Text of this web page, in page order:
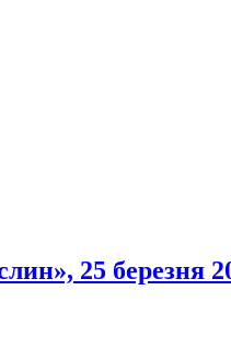
25 березня